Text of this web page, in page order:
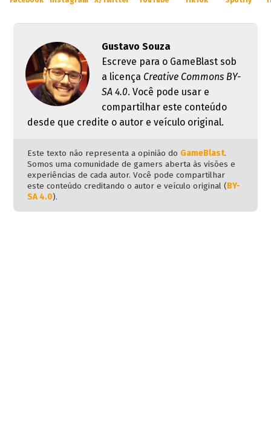
Gustavo Souza
Escreve para o GameBlast sob
a licença Creative Commons BY-
SA 4.0. Você pode usar e
compartilhar este conteúdo
desde que credite o autor e veículo original.
Este texto não representa a opinião do GameBlast.
Somos uma comunidade de gamers aberta às visões e
experiências de cada autor. Você pode compartilhar
este conteúdo creditando o autor e veículo original (BY-
SA 4.0).